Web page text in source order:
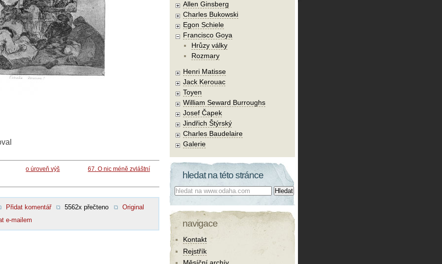
o úroveň výš 67. O nic méně zvláštní
Přidat komentář 5562x přečteno
Original
e-mailem
Allen Ginsberg
Charles Bukowski
Egon Schiele
Francisco Goya
Hrůzy války
Rozmary
Henri Matisse
Jack Kerouac
Toyen
William Seward Burroughs
Josef Čapek
Jindřich Štýrský
Charles Baudelaire
Galerie
hledat na této stránce
Co hledat:
navigace
Kontakt
Rejstřík